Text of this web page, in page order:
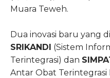
Muara Teweh.
Dua inovasi baru yang
SRIKANDI (Sistem
Terintegrasi) dan
Antar Obat Terintegrasi